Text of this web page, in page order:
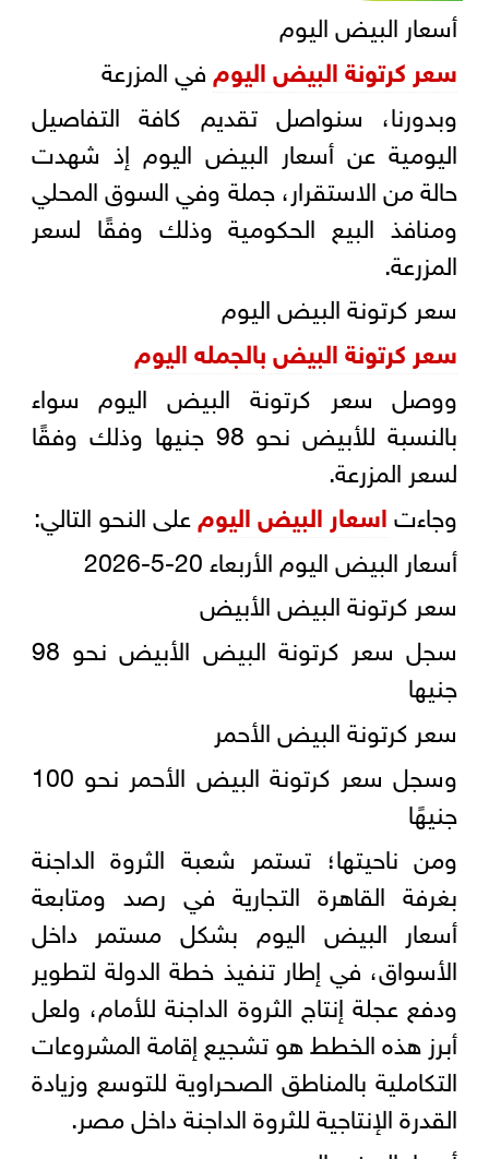
أسعار البيض اليوم
سعر كرتونة البيض اليومفي المزرعة
وبدورنا، سنواصل تقديم كافة التفاصيل
اليومية عن أسعار البيض اليوم إذ شهدت
حالة من الاستقرار، جملة وفي السوق المحلي
ومنافذ البيع الحكومية وذلك وفقًا لسعر
المزرعة.
سعر كرتونة البيض اليوم
سعر كرتونة البيض بالجمله اليوم
ووصل سعر كرتونة البيض اليوم سواء
بالنسبة للأبيض نحو 98 جنيها وذلك وفقًا
لسعر المزرعة.
وجاءتاسعار البيض اليومعلى النحو التالي:
أسعار البيض اليوم الأربعاء 20-5-2026
سعر كرتونة البيض الأبيض
سجل سعر كرتونة البيض الأبيض نحو 98
جنيها
سعر كرتونة البيض الأحمر
وسجل سعر كرتونة البيض الأحمر نحو 100
جنيهًا
ومن ناحيتها؛ تستمر شعبة الثروة الداجنة
بغرفة القاهرة التجارية في رصد ومتابعة
أسعار البيض اليوم بشكل مستمر داخل
الأسواق، في إطار تنفيذ خطة الدولة لتطوير
ودفع عجلة إنتاج الثروة الداجنة للأمام، ولعل
أبرز هذه الخطط هو تشجيع إقامة المشروعات
التكاملية بالمناطق الصحراوية للتوسع وزيادة
القدرة الإنتاجية للثروة الداجنة داخل مصر.